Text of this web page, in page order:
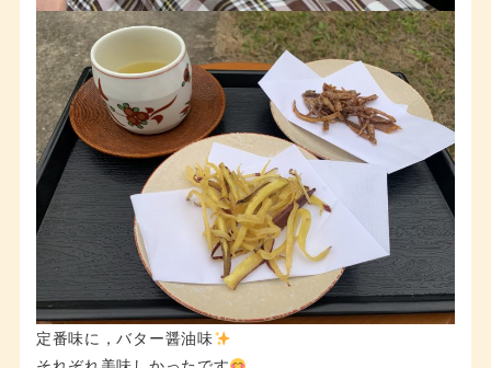
定番味に，バター醤油味